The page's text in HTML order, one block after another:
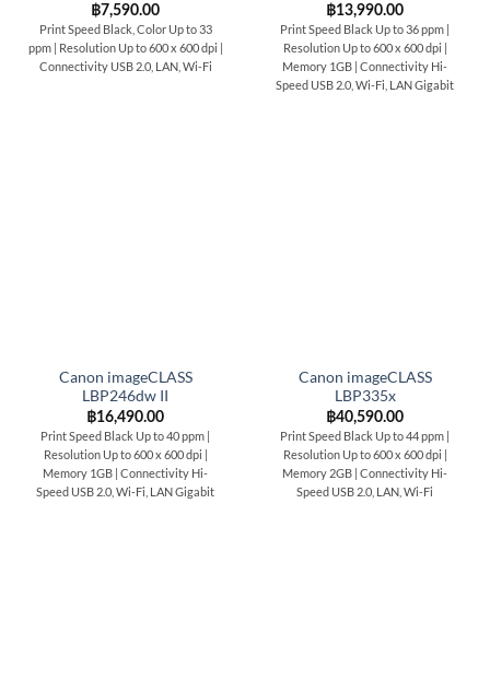
฿7,590.00
Print Speed Black, Color Up to 33
ppm | Resolution Up to 600 x 600 dpi |
Connectivity USB 2.0, LAN, Wi-Fi
฿13,990.00
Print Speed Black Up to 36 ppm |
Resolution Up to 600 x 600 dpi |
Memory 1GB | Connectivity Hi-
Speed USB 2.0, Wi-Fi, LAN Gigabit
Canon imageCLASS
LBP246dw II
฿16,490.00
Print Speed Black Up to 40 ppm |
Resolution Up to 600 x 600 dpi |
Memory 1GB | Connectivity Hi-
Speed USB 2.0, Wi-Fi, LAN Gigabit
Canon imageCLASS
LBP335x
฿40,590.00
Print Speed Black Up to 44 ppm |
Resolution Up to 600 x 600 dpi |
Memory 2GB | Connectivity Hi-
Speed USB 2.0, LAN, Wi-Fi